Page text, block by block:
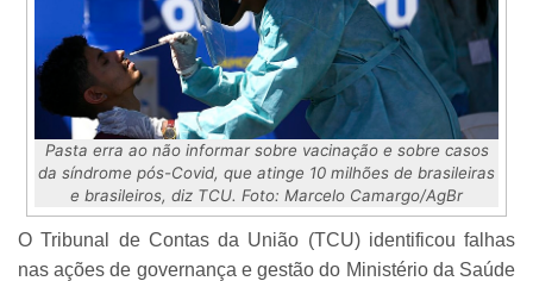
Pasta erra ao não informar sobre vacinação e sobre casos
da síndrome pós-Covid, que atinge 10 milhões de brasileiras
e brasileiros, diz TCU. Foto: Marcelo Camargo/AgBr
O Tribunal de Contas da União (TCU) identificou falhas
nas ações de governança e gestão do Ministério da Saúde